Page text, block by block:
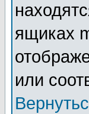
ящиках
или